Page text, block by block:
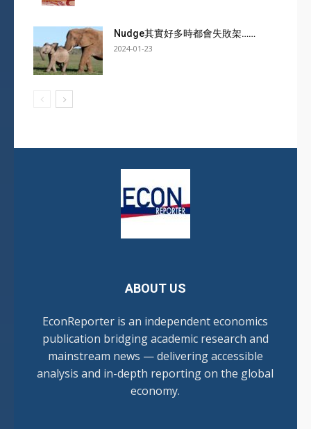
Nudge其實好多時都會失敗架……
2024-01-23
ABOUT US
EconReporter is an independent economics
publication bridging academic research and
mainstream news — delivering accessible
analysis and in-depth reporting on the global
economy.